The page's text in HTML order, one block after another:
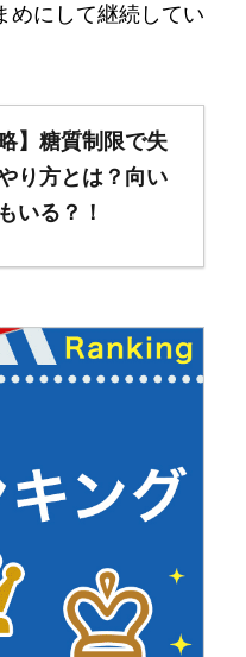
めにして継続してい
】糖質制限で失
り方とは？向い
いる？！